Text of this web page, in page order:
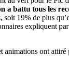
a battu tous les
soit 19% de plus
expliquent
animations ont attiré